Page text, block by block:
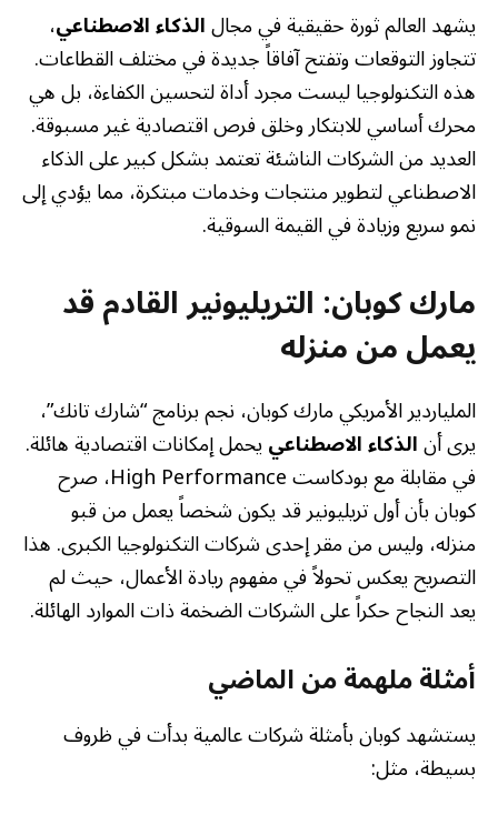
يشهد العالم ثورة حقيقية في مجالالذكاء الاصطناعي،
تتجاوز التوقعات وتفتح آفاقاً جديدة في مختلف القطاعات.
هذه التكنولوجيا ليست مجرد أداة لتحسين الكفاءة، بل هي
محرك أساسي للابتكار وخلق فرص اقتصادية غير مسبوقة.
العديد من الشركات الناشئة تعتمد بشكل كبير على الذكاء
الاصطناعي لتطوير منتجات وخدمات مبتكرة، مما يؤدي إلى
نمو سريع وزيادة في القيمة السوقية.
مارك كوبان: التريليونير القادم قد
يعمل من منزله
الملياردير الأمريكي مارك كوبان، نجم برنامج “شارك تانك”،
يرى أنالذكاء الاصطناعييحمل إمكانات اقتصادية هائلة.
في مقابلة مع بودكاست High Performance، صرح
كوبان بأن أول تريليونير قد يكون شخصاً يعمل من قبو
منزله، وليس من مقر إحدى شركات التكنولوجيا الكبرى. هذا
التصريح يعكس تحولاً في مفهوم ريادة الأعمال، حيث لم
يعد النجاح حكراً على الشركات الضخمة ذات الموارد الهائلة.
أمثلة ملهمة من الماضي
يستشهد كوبان بأمثلة شركات عالمية بدأت في ظروف
بسيطة، مثل: